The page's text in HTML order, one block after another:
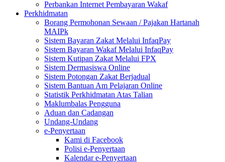
Perbankan Internet Pembayaran Wakaf
Perkhidmatan
Borang Permohonan Sewaan / Pajakan Hartanah
MAIPk
Sistem Bayaran Zakat Melalui InfaqPay
Sistem Bayaran Wakaf Melalui InfaqPay
Sistem Kutipan Zakat Melalui FPX
Sistem Dermasiswa Online
Sistem Potongan Zakat Berjadual
Sistem Bantuan Am Pelajaran Online
Statistik Perkhidmatan Atas Talian
Maklumbalas Pengguna
Aduan dan Cadangan
Undang-Undang
e-Penyertaan
Kami di Facebook
Polisi e-Penyertaan
Kalendar e-Penyertaan